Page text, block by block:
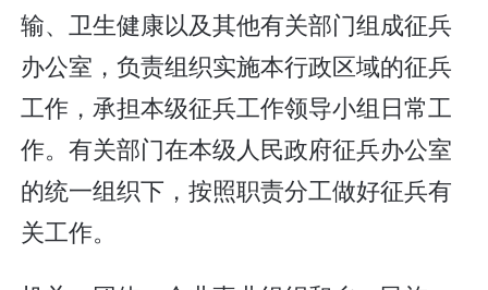
输、卫生健康以及其他有关部门组成征兵
办公室，负责组织实施本行政区域的征兵
工作，承担本级征兵工作领导小组日常工
作。有关部门在本级人民政府征兵办公室
的统一组织下，按照职责分工做好征兵有
关工作。